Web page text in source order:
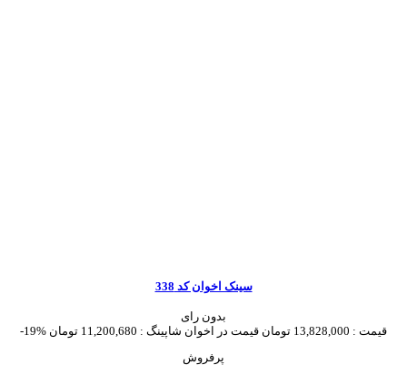
سینک اخوان کد 338
بدون رای
-19%
قیمت : 13,828,000 تومان قیمت در اخوان شاپینگ : 11,200,680 تومان
پرفروش